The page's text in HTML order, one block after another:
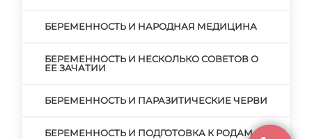
БЕРЕМЕННОСТЬ И НАРОДНАЯ МЕДИЦИНА
БЕРЕМЕННОСТЬ И НЕСКОЛЬКО СОВЕТОВ О
ЕЕ ЗАЧАТИИ
БЕРЕМЕННОСТЬ И ПАРАЗИТИЧЕСКИЕ ЧЕРВИ
БЕРЕМЕННОСТЬ И ПОДГОТОВКА К РОДАМ